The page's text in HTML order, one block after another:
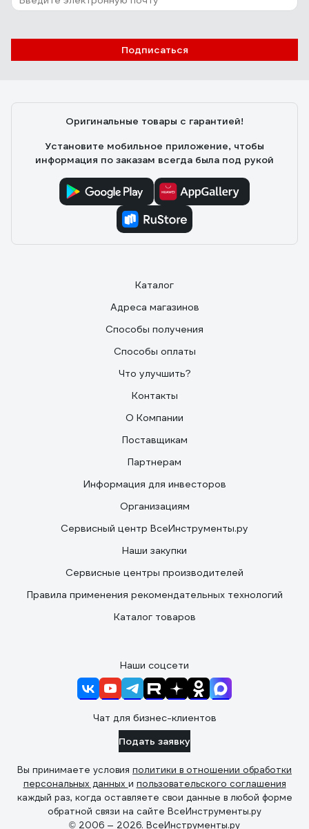
88 отзывов
Подписаться
Оригинальные товары с гарантией!
Установите мобильное приложение, чтобы
информация по заказам всегда была под рукой
Каталог
Адреса магазинов
Способы получения
Способы оплаты
Что улучшить?
Контакты
О Компании
Поставщикам
Партнерам
Информация для инвесторов
Организациям
Сервисный центр ВсеИнструменты.ру
Наши закупки
Сервисные центры производителей
Правила применения рекомендательных технологий
Каталог товаров
Наши соцсети
Чат для бизнес-клиентов
Подать заявку
Вы принимаете условия политики в отношении обработки
персональных данных и пользовательского соглашения
каждый раз, когда оставляете свои данные в любой форме
обратной связи на сайте ВсеИнструменты.ру
© 2006 — 2026. ВсеИнструменты.ру